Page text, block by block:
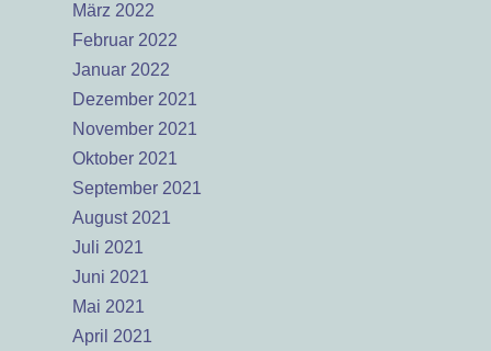
März 2022
Februar 2022
Januar 2022
Dezember 2021
November 2021
Oktober 2021
September 2021
August 2021
Juli 2021
Juni 2021
Mai 2021
April 2021